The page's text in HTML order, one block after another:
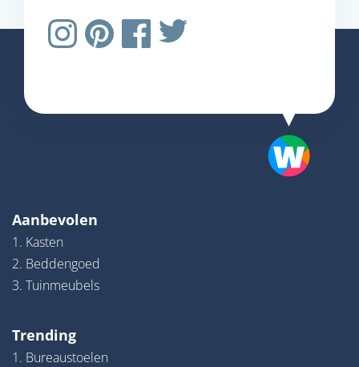
Aanbevolen
1. Kasten
2. Beddengoed
3. Tuinmeubels
Trending
1. Bureaustoelen